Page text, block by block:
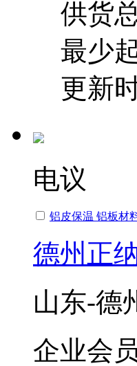
供货
最少
更新
电议
铝皮保温 铝板材
德州正
山东-德
企业会员